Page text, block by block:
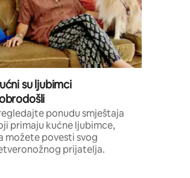
su ljubimci
ponudu smještaja
primaju kućne ljubimce,
možete povesti svog
prijatelja.